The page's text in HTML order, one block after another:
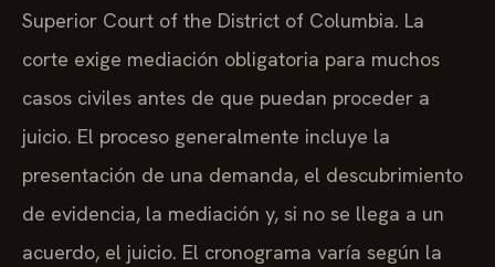
Superior Court of the District of Columbia. La
corte exige mediación obligatoria para muchos
casos civiles antes de que puedan proceder a
juicio. El proceso generalmente incluye la
presentación de una demanda, el descubrimiento
de evidencia, la mediación y, si no se llega a un
acuerdo, el juicio. El cronograma varía según la